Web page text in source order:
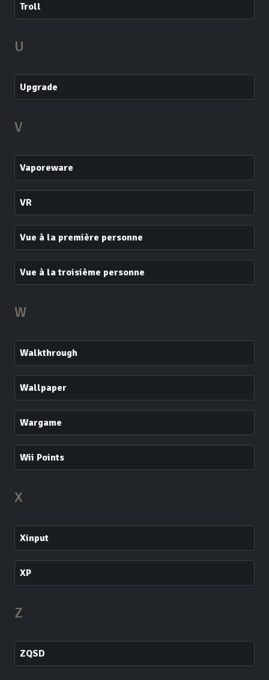
Troll
U
Upgrade
V
Vaporeware
VR
Vue à la première personne
Vue à la troisième personne
W
Walkthrough
Wallpaper
Wargame
Wii Points
X
Xinput
XP
Z
ZQSD